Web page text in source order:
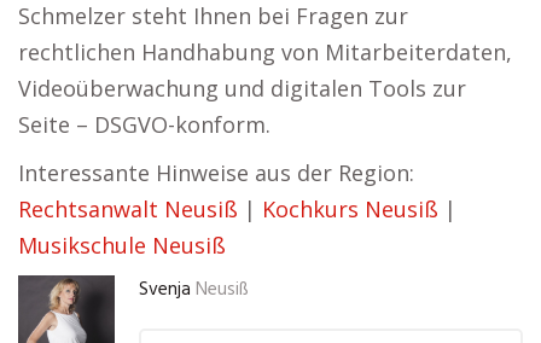
Schmelzer steht Ihnen bei Fragen zur
rechtlichen Handhabung von Mitarbeiterdaten,
Videoüberwachung und digitalen Tools zur
Seite – DSGVO-konform.
Interessante Hinweise aus der Region:
Rechtsanwalt Neusiß | Kochkurs Neusiß |
Musikschule Neusiß
Svenja Neusiß